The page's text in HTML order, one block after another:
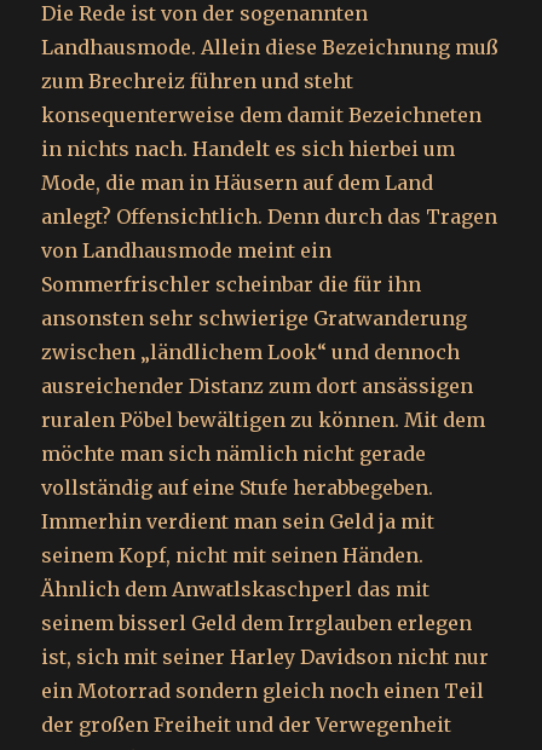
Die Rede ist von der sogenannten
Landhausmode. Allein diese Bezeichnung muß
zum Brechreiz führen und steht
konsequenterweise dem damit Bezeichneten
in nichts nach. Handelt es sich hierbei um
Mode, die man in Häusern auf dem Land
anlegt? Offensichtlich. Denn durch das Tragen
von Landhausmode meint ein
Sommerfrischler scheinbar die für ihn
ansonsten sehr schwierige Gratwanderung
zwischen „ländlichem Look“ und dennoch
ausreichender Distanz zum dort ansässigen
ruralen Pöbel bewältigen zu können. Mit dem
möchte man sich nämlich nicht gerade
vollständig auf eine Stufe herabbegeben.
Immerhin verdient man sein Geld ja mit
seinem Kopf, nicht mit seinen Händen.
Ähnlich dem Anwatlskaschperl das mit
seinem bisserl Geld dem Irrglauben erlegen
ist, sich mit seiner Harley Davidson nicht nur
ein Motorrad sondern gleich noch einen Teil
der großen Freiheit und der Verwegenheit